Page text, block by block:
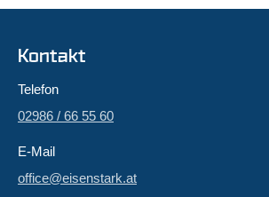
Kontakt
Telefon
02986 / 66 55 60
E-Mail
office@eisenstark.at